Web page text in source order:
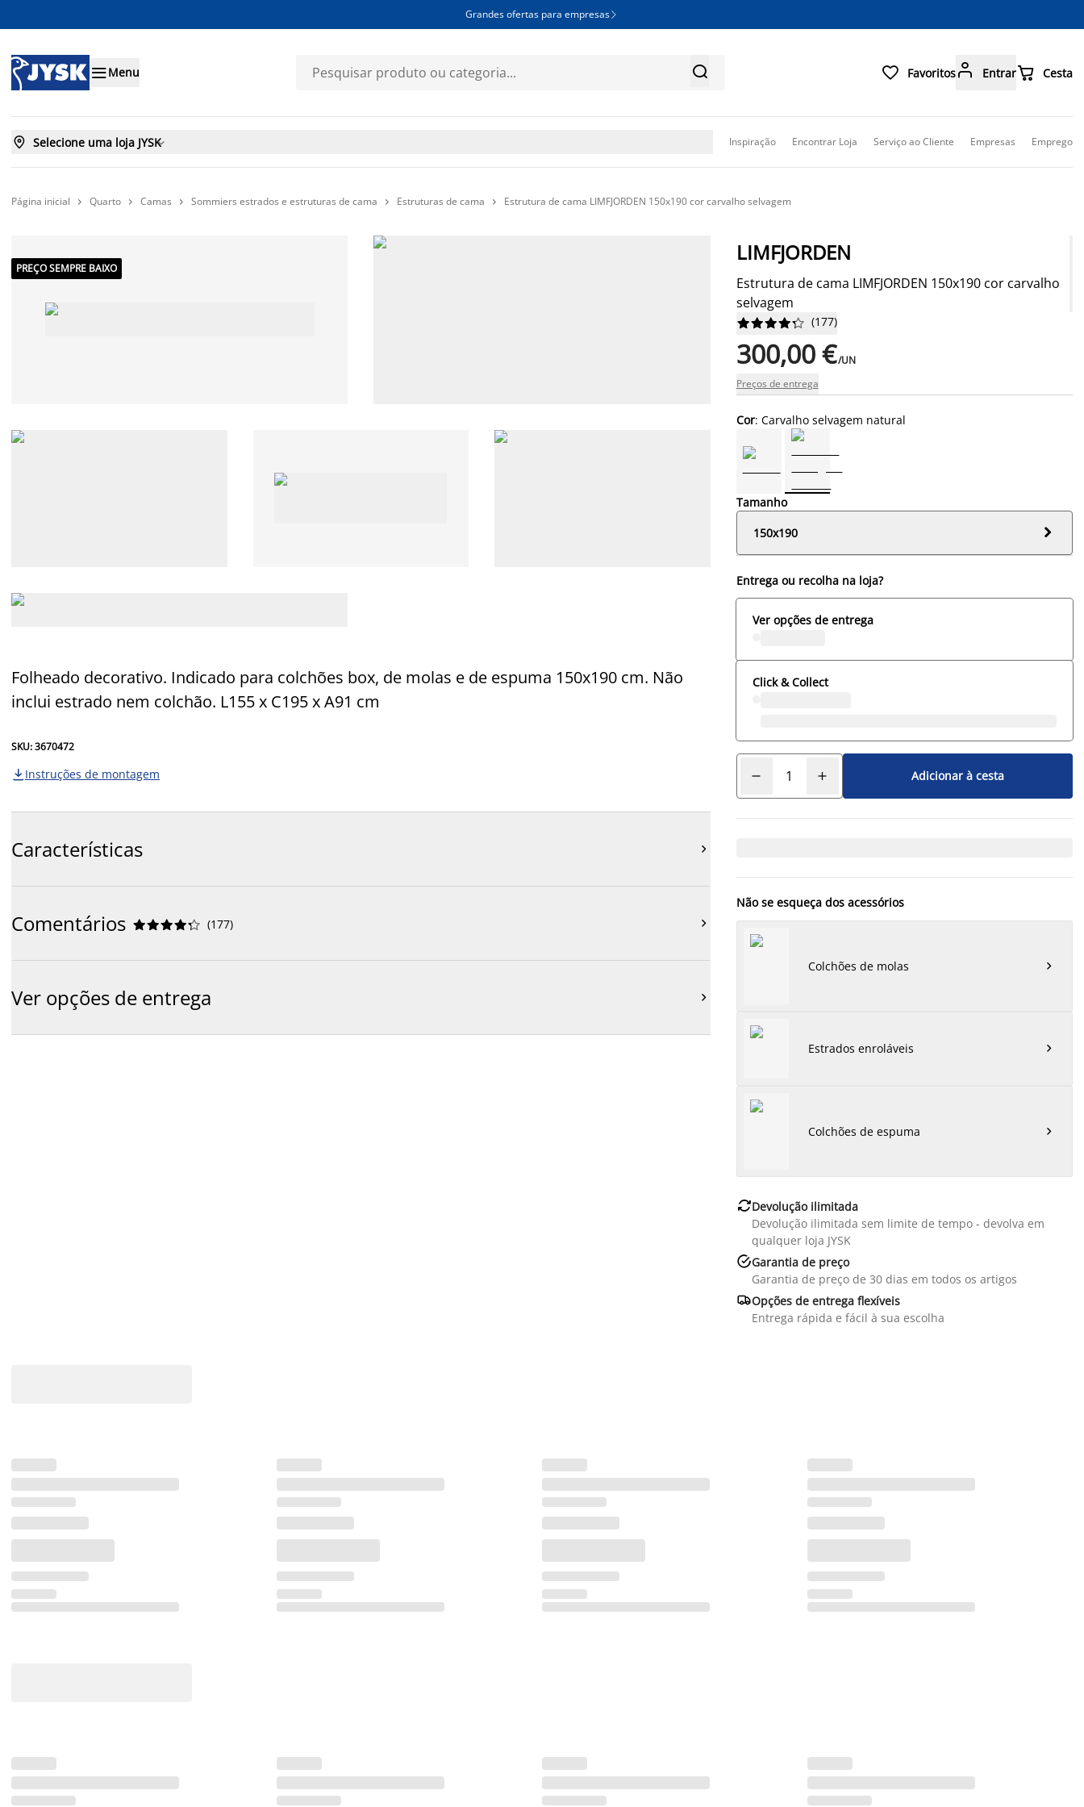
Grandes ofertas para empresas 
Menu   Favoritos Entrar Cesta
 Selecione uma loja JYSK Inspiração Encontrar Loja Serviço ao Cliente Empresas Emprego
Página inicial  Quarto  Camas  Sommiers estrados e estruturas de cama  Estruturas de cama  Estrutura de cama LIMFJORDEN 150x190 cor carvalho selvagem
PREÇO SEMPRE BAIXO
Folheado decorativo. Indicado para colchões box, de molas e de espuma 150x190 cm. Não
inclui estrado nem colchão. L155 x C195 x A91 cm
SKU: 3670472
 Instruções de montagem
Características 
Comentários 




 (177) 
Ver opções de entrega 
LIMFJORDEN
Estrutura de cama LIMFJORDEN 150x190 cor carvalho
selvagem





 (177)
300,00 €/UN
Preços de entrega
Cor: Carvalho selvagem natural
Tamanho
150x190

Entrega ou recolha na loja?
Ver opções de entrega
Click & Collect
Adicionar à cesta
Não se esqueça dos acessórios
Colchões de molas 
Estrados enroláveis 
Colchões de espuma 
Devolução ilimitada
Devolução ilimitada sem limite de tempo - devolva em
qualquer loja JYSK
Garantia de preço
Garantia de preço de 30 dias em todos os artigos
Opções de entrega flexíveis
Entrega rápida e fácil à sua escolha